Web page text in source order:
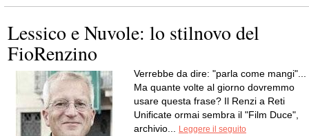
Lessico e Nuvole: lo stilnovo del
FioRenzino
Verrebbe da dire: "parla come mangi"...
Ma quante volte al giorno dovremmo
usare questa frase? Il Renzi a Reti
Unificate ormai sembra il "Film Duce",
archivio...
Leggere il seguito